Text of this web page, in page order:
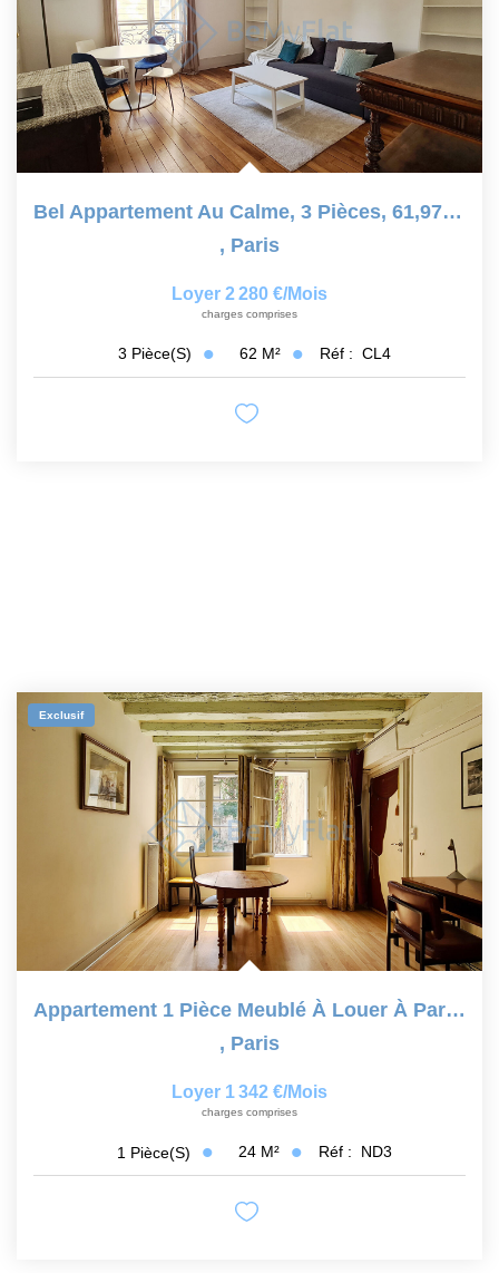
Bel Appartement Au Calme, 3 Pièces, 61,97 M2 - 75005 Paris
, Paris
Loyer 2 280 €/mois
charges comprises
3 Pièce(s) 62 M² Réf : CL4
Exclusif
Appartement 1 Pièce Meublé À Louer À Paris 75005
, Paris
Loyer 1 342 €/mois
charges comprises
1 Pièce(s) 24 M² Réf : ND3